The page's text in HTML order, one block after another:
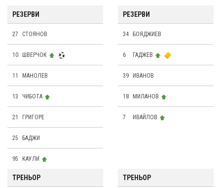
РЕЗЕРВИ
27 СТОЯНОВ
10 ШВЕРЧОК
11 МАНОЛЕВ
13 ЧИБОТА
21 ГРИГОРЕ
25 БАДЖИ
95 КАУЛИ
РЕЗЕРВИ
34 БОЯДЖИЕВ
6 ГАДЖЕВ
39 ИВАНОВ
18 МИЛАНОВ
7 ИВАЙЛОВ
ТРЕНЬОР ТРЕНЬОР